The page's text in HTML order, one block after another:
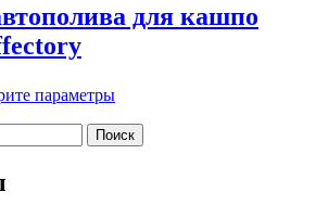
для кашпо
параметры
имеет
несколько